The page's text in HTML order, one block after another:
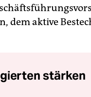
dem aktive
stärken